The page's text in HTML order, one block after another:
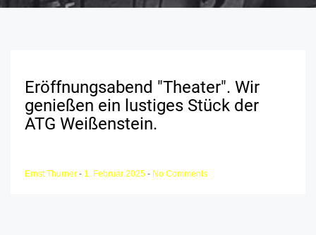
Eröffnungsabend "Theater". Wir
genießen ein lustiges Stück der
ATG Weißenstein.
Ernst Thurner - 1. Februar 2025 - No Comments